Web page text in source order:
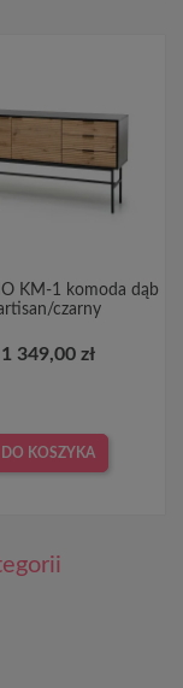
KM-1 komoda dąb
czarny
1 349,00 zł
DO KOSZYKA